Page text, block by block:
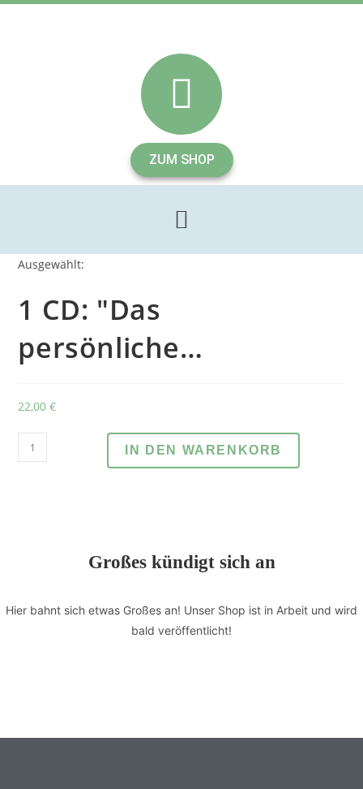
ZUM SHOP
Ausgewählt:
1 CD: "Das
persönliche…
22,00€
IN DEN WARENKORB
Großes kündigt sich an
Hier bahnt sich etwas Großes an! Unser Shop ist in Arbeit und wird
bald veröffentlicht!